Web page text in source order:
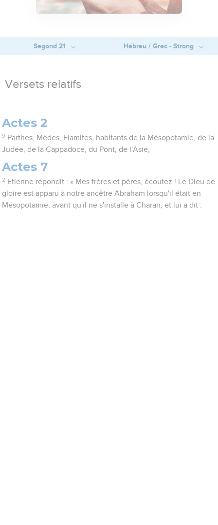
Segond 21 Hébreu / Grec - Strong
Versets relatifs
Actes 2
9 Parthes, Mèdes, Elamites, habitants de la Mésopotamie, de la
Judée, de la Cappadoce, du Pont, de l'Asie,
Actes 7
2 Etienne répondit : « Mes frères et pères, écoutez ! Le Dieu de
gloire est apparu à notre ancêtre Abraham lorsqu'il était en
Mésopotamie, avant qu'il ne s'installe à Charan, et lui a dit :